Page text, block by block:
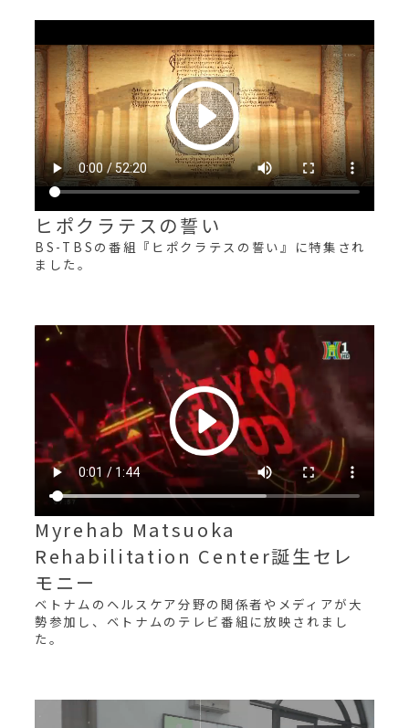
ヒポクラテスの誓い
BS-TBSの番組『ヒポクラテスの誓い』に特集され
ました。
Myrehab Matsuoka
Rehabilitation Center誕生セレ
モニー
ベトナムのヘルスケア分野の関係者やメディアが大
勢参加し、ベトナムのテレビ番組に放映されまし
た。